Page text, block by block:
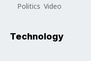
Politics Video
Technology